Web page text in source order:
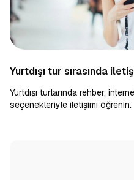
Yurtdışı tur sırasında
Yurtdışı turlarında rehber,
seçenekleriyle iletişimi öğrenin.